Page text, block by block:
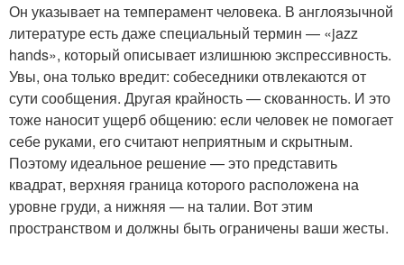
Он указывает на темперамент человека. В англоязычной
литературе есть даже специальный термин — «jazz
hands», который описывает излишнюю экспрессивность.
Увы, она только вредит: собеседники отвлекаются от
сути сообщения. Другая крайность — скованность. И это
тоже наносит ущерб общению: если человек не помогает
себе руками, его считают неприятным и скрытным.
Поэтому идеальное решение — это представить
квадрат, верхняя граница которого расположена на
уровне груди, а нижняя — на талии. Вот этим
пространством и должны быть ограничены ваши жесты.